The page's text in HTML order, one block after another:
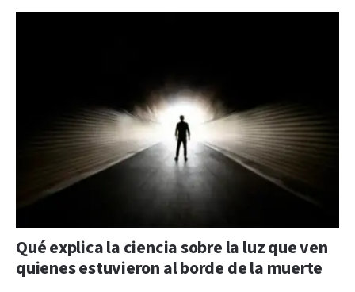
Qué explica la ciencia sobre la luz que ven
quienes estuvieron al borde de la muerte